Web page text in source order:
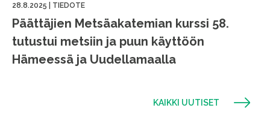
28.8.2025 TIEDOTE
Päättäjien Metsäakatemian kurssi 58.
tutustui metsiin ja puun käyttöön
Hämeessä ja Uudellamaalla
KAIKKI UUTISET